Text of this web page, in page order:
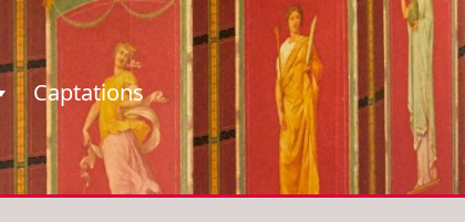
Captations